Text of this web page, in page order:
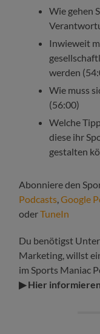
Wie gehen
Inwieweit
werden
Wie muss
(56:00)
Welche
diese ihr
gestalten
Abonniere den
Podcasts,Google
oderTuneIn
Du benötigst
Marketing, willst
im Sports Maniac
▶ Hier